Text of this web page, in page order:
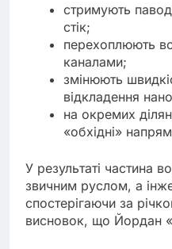
стримують
стік;
перехоплюють
каналами;
змінюють
відкладення
на окремих
«обхідні»
У результаті частина
звичним руслом, а
спостерігаючи за
висновок, що Йордан